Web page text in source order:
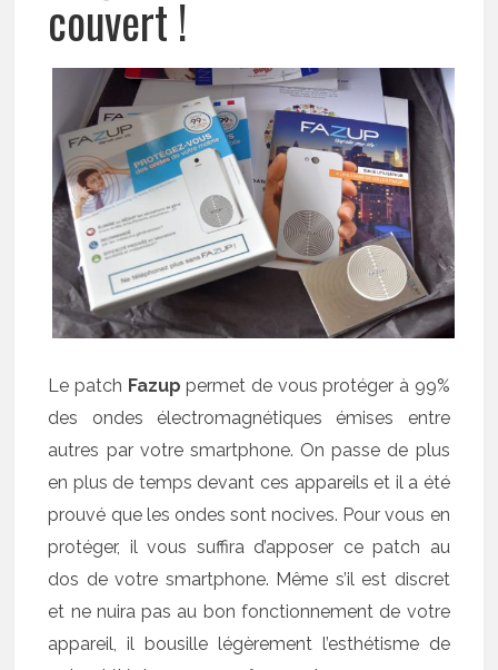
couvert !
Le patch Fazup permet de vous protéger à 99%
des ondes électromagnétiques émises entre
autres par votre smartphone. On passe de plus
en plus de temps devant ces appareils et il a été
prouvé que les ondes sont nocives. Pour vous en
protéger, il vous suffira d’apposer ce patch au
dos de votre smartphone. Même s’il est discret
et ne nuira pas au bon fonctionnement de votre
appareil, il bousille légèrement l’esthétisme de